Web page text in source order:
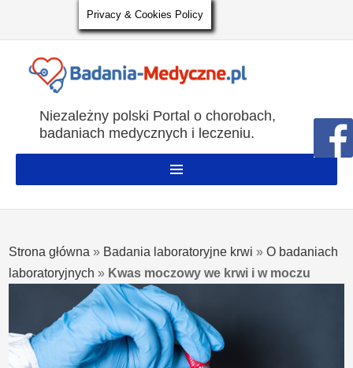
Niezależny polski Portal o chorobach,
badaniach medycznych i leczeniu.
Strona główna » Badania laboratoryjne krwi »O badaniach
laboratoryjnych » Kwas moczowy we krwi i w moczu
Privacy & Cookies Policy